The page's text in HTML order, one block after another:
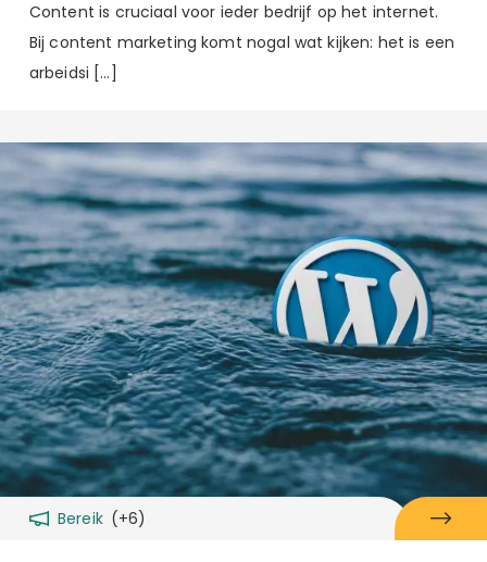
Content is cruciaal voor ieder bedrijf op het internet.
Bij content marketing komt nogal wat kijken: het is een
arbeidsi […]
Bereik (+6)